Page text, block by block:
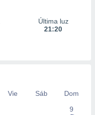
Última luz
21:20
Vie Sáb
Dom
9